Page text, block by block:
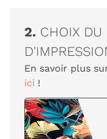
2. CHOIX DU
En savoir plus
ici !